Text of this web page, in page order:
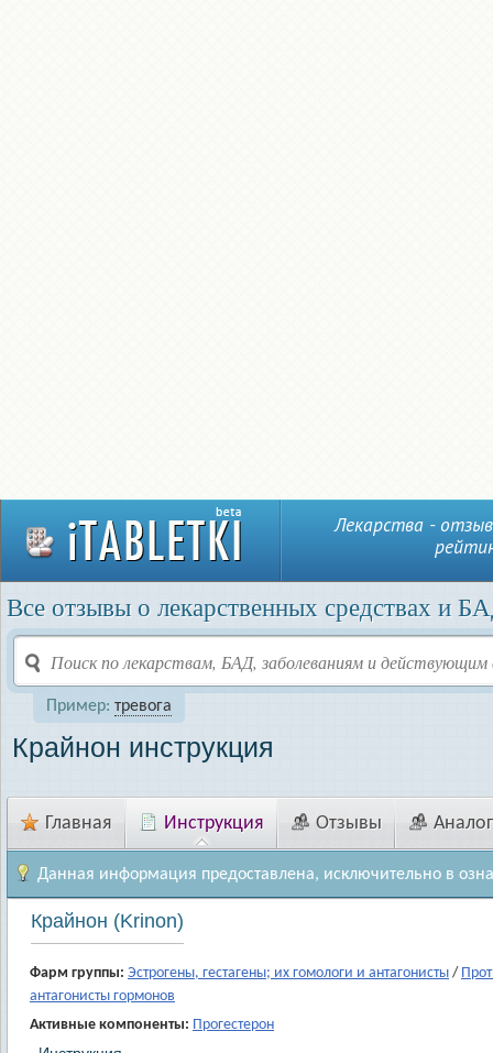
Лекарства -
Все отзывы о лекарственных средствах и
Пример: тревога
Крайнон инструкция
Главная Инструкция Отзывы
Данная информация предоставлена, исключительно в
Крайнон (Krinon)
Фарм группы: Эстрогены, гестагены; их гомологи и антагонисты /
антагонисты гормонов
Активные компоненты: Прогестерон